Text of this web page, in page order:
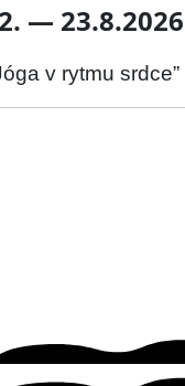
— 23.8.2026
v rytmu srdce”